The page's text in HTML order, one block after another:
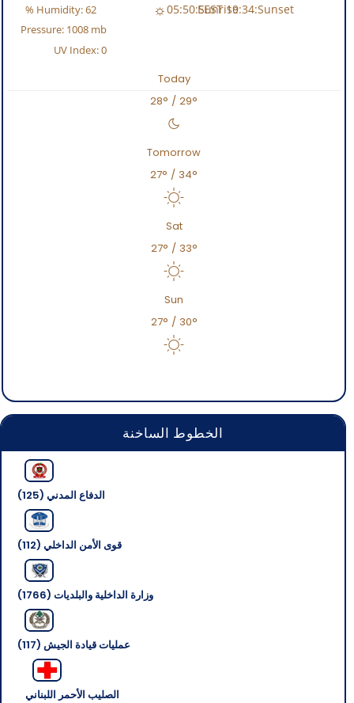
Humidity:62 %
Pressure: 1008 mb
UV Index:0
Sunrise:
05:50 Sunset:
19:34
Today
28° / 29°
Tomorrow
27° / 34°
Sat
27° / 33°
Sun
27° / 30°
الخطوط الساخنة
الدفاع المدني (125)
قوى الأمن الداخلي (112)
وزارة الداخلية والبلديات (1766)
عمليات قيادة الجيش (117)
الصليب الأحمر اللبناني